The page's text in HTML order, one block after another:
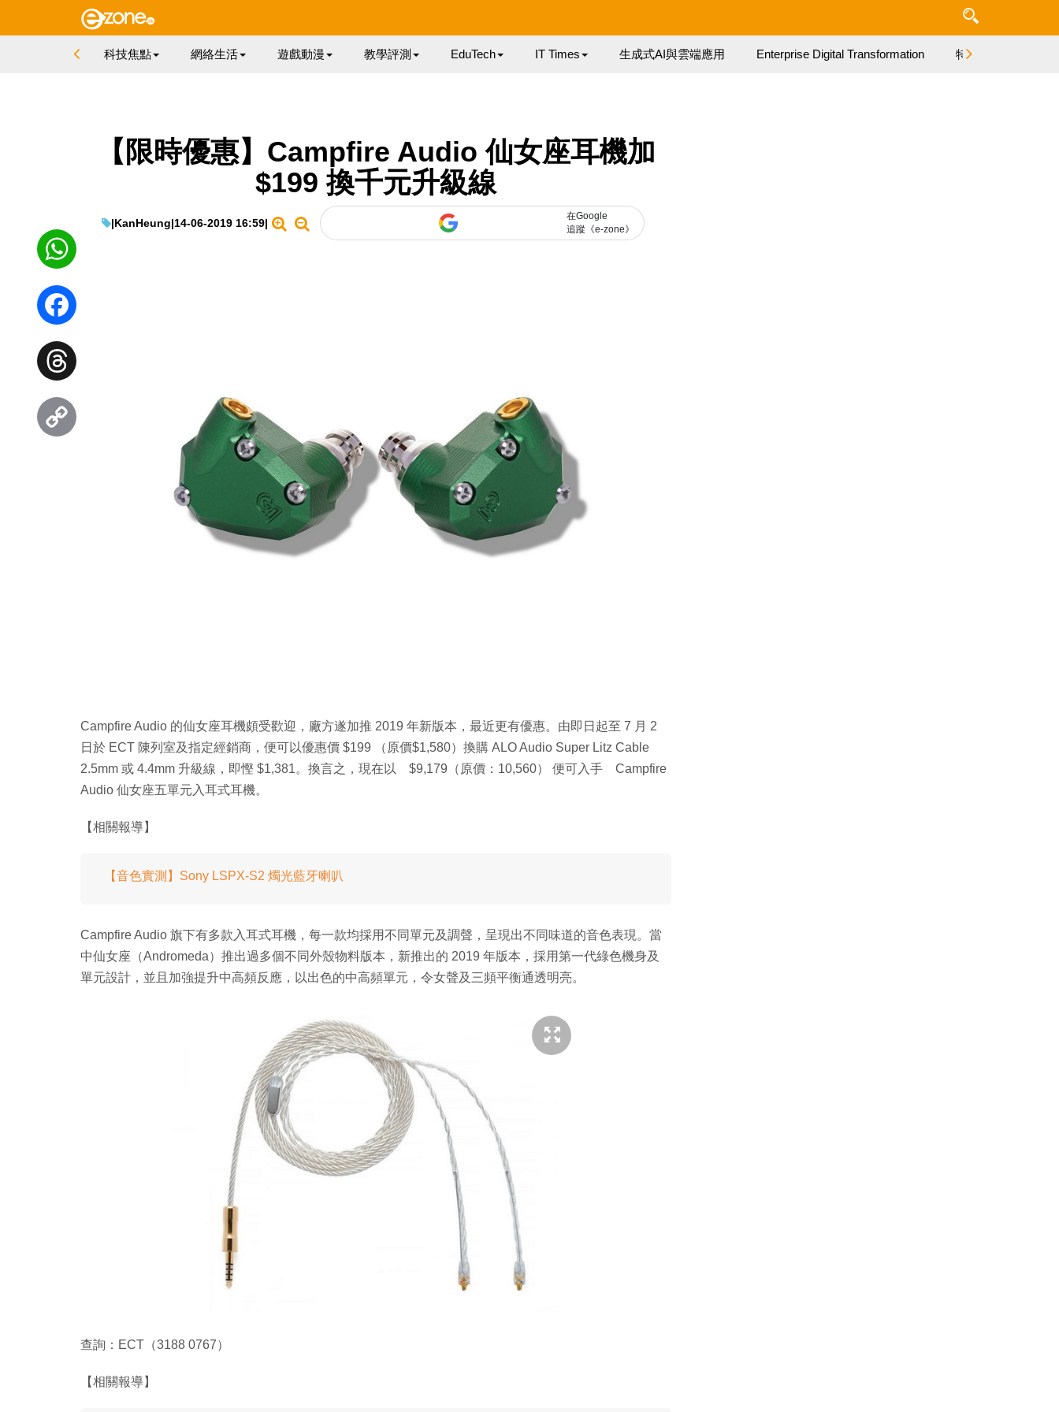
科技焦點 網絡生活 遊戲動漫 教學評測 EduTech IT Times 生成式AI與雲端應用 Enterprise Digital Transformation 特集
【限時優惠】Campfire Audio 仙女座耳機加
$199 換千元升級線
|KanHeung|14-06-2019 16:59|
在Google
追蹤《e-zone》
Campfire Audio 的仙女座耳機頗受歡迎，廠方遂加推 2019 年新版本，最近更有優惠。由即日起至 7 月 2
日於 ECT 陳列室及指定經銷商，便可以優惠價 $199 （原價$1,580）換購 ALO Audio Super Litz Cable
2.5mm 或 4.4mm 升級線，即慳 $1,381。換言之，現在以 $9,179（原價：10,560） 便可入手 Campfire
Audio 仙女座五單元入耳式耳機。
【相關報導】
【音色實測】Sony LSPX-S2 燭光藍牙喇叭
Campfire Audio 旗下有多款入耳式耳機，每一款均採用不同單元及調聲，呈現出不同味道的音色表現。當
中仙女座（Andromeda）推出過多個不同外殼物料版本，新推出的 2019 年版本，採用第一代綠色機身及
單元設計，並且加強提升中高頻反應，以出色的中高頻單元，令女聲及三頻平衡通透明亮。
查詢：ECT（3188 0767）
【相關報導】
WhatsApp
Facebook
Threads